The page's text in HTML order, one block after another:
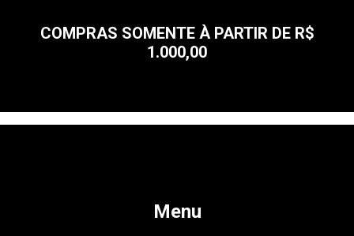
COMPRAS SOMENTE À PARTIR DE R$
1.000,00
Menu